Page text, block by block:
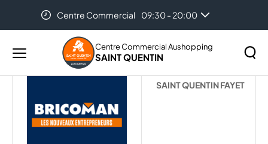
Centre Commercial
09:30 - 20:00
Auchan 08:30 - 21:00
Menu
principal
Centre Commercial Aushopping
SAINT QUENTIN
... BRICOMAN
SAINT QUENTIN FAYET